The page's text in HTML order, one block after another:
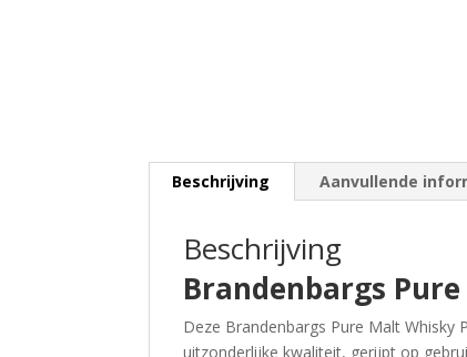
Beschrijving Aanvullende
Beschrijving
Brandenbargs
Deze Brandenbargs Pure Malt Whisky
uitzonderlijke kwaliteit, gerijpt op